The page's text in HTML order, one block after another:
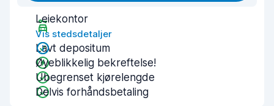
Leiekontor
Vis stedsdetaljer
Lavt depositum
Øyeblikkelig bekreftelse!
Ubegrenset kjørelengde
Delvis forhåndsbetaling